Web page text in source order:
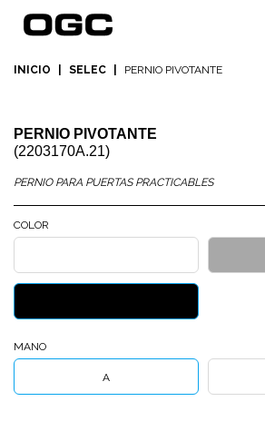
INICIO SELEC PERNIO PIVOTANTE
PERNIO PIVOTANTE
(2203170A.21)
PERNIO PARA PUERTAS PRACTICABLES
COLOR
MANO
A